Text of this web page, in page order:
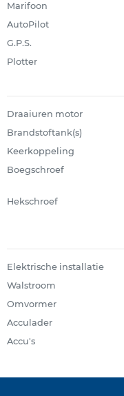
Marifoon
AutoPilot
G.P.S.
Plotter
Draaiuren motor
Brandstoftank(s)
Keerkoppeling
Boegschroef
Hekschroef
Elektrische installatie
Walstroom
Omvormer
Acculader
Accu's